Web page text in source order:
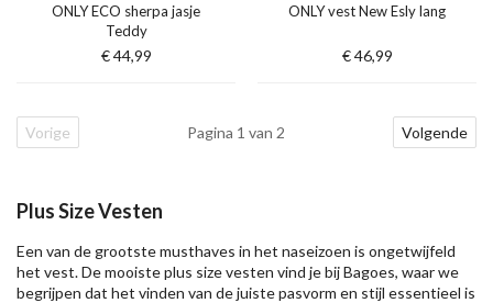
ONLY ECO sherpa jasje
Teddy
€ 44,99
ONLY vest New Esly lang
€ 46,99
Vorige Pagina 1 van 2 Volgende
Plus Size Vesten
Een van de grootste musthaves in het naseizoen is ongetwijfeld
het vest. De mooiste plus size vesten vind je bij Bagoes, waar we
begrijpen dat het vinden van de juiste pasvorm en stijl essentieel is